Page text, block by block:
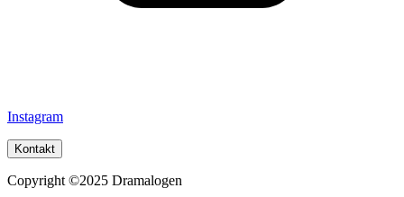
Instagram
Kontakt
Copyright ©2025 Dramalogen